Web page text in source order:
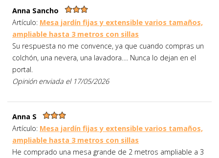
Anna Sancho
Artículo: Mesa jardín fijas y extensible varios tamaños,
ampliable hasta 3 metros con sillas
Su respuesta no me convence, ya que cuando compras un
colchón, una nevera, una lavadora…. Nunca lo dejan en el
portal.
Opinión enviada el 17/05/2026
Anna S
Artículo: Mesa jardín fijas y extensible varios tamaños,
ampliable hasta 3 metros con sillas
He comprado una mesa grande de 2 metros ampliable a 3